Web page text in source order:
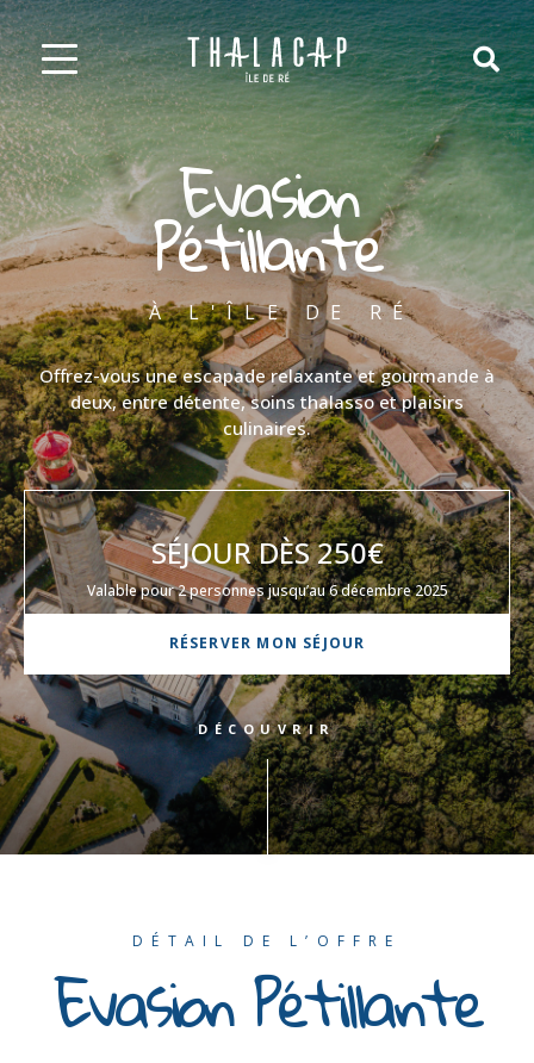
Evasion
Pétillante
À L'ÎLE DE RÉ
Offrez-vous une escapade relaxante et gourmande à
deux, entre détente, soins thalasso et plaisirs
culinaires.
SÉJOUR DÈS 250€
Valable pour 2 personnes jusqu’au 6 décembre 2025
RÉSERVER MON SÉJOUR
DÉCOUVRIR
DÉTAIL DE L’OFFRE
Evasion Pétillante